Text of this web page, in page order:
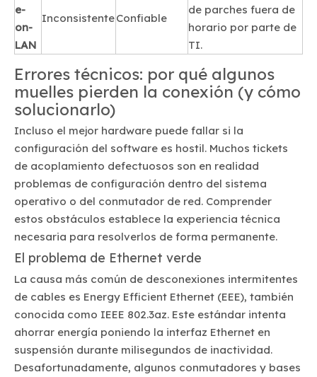
e-
on-
LAN
InconsistenteConfiable
de parches fuera de
horario por parte de
TI.
Errores técnicos: por qué algunos
muelles pierden la conexión (y cómo
solucionarlo)
Incluso el mejor hardware puede fallar si la
configuración del software es hostil. Muchos tickets
de acoplamiento defectuosos son en realidad
problemas de configuración dentro del sistema
operativo o del conmutador de red. Comprender
estos obstáculos establece la experiencia técnica
necesaria para resolverlos de forma permanente.
El problema de Ethernet verde
La causa más común de desconexiones intermitentes
de cables es Energy Efficient Ethernet (EEE), también
conocida como IEEE 802.3az. Este estándar intenta
ahorrar energía poniendo la interfaz Ethernet en
suspensión durante milisegundos de inactividad.
Desafortunadamente, algunos conmutadores y bases